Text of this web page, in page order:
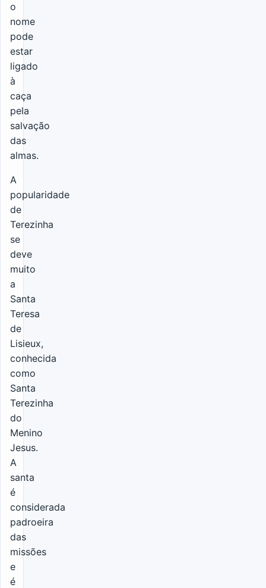
o
nome
pode
estar
ligado
à
caça
pela
salvação
das
almas.
A
popularidade
de
Terezinha
se
deve
muito
a
Santa
Teresa
de
Lisieux,
conhecida
como
Santa
Terezinha
do
Menino
Jesus.
A
santa
é
considerada
padroeira
das
missões
e
é